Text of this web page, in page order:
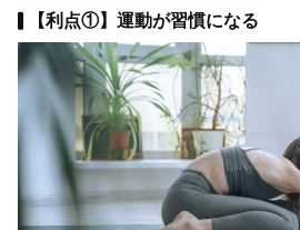
【利点①】運動が習慣になる